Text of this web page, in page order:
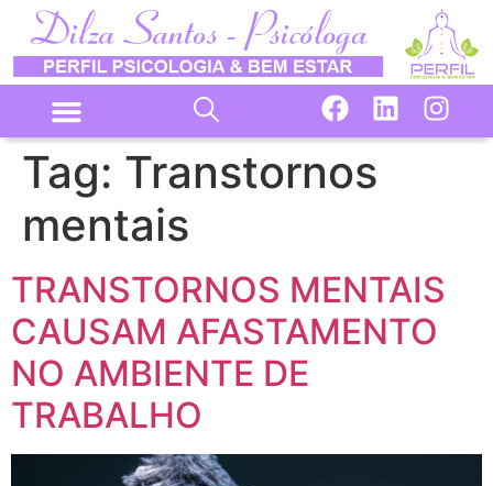
Tag: Transtornos
mentais
TRANSTORNOS MENTAIS
CAUSAM AFASTAMENTO
NO AMBIENTE DE
TRABALHO